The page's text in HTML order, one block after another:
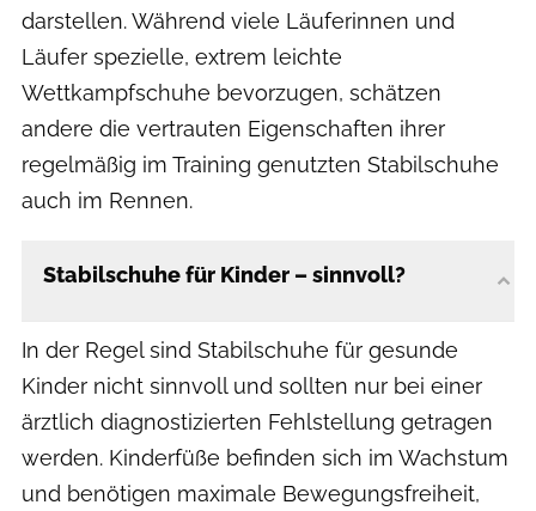
darstellen. Während viele Läuferinnen und
Läufer spezielle, extrem leichte
Wettkampfschuhe bevorzugen, schätzen
andere die vertrauten Eigenschaften ihrer
regelmäßig im Training genutzten Stabilschuhe
auch im Rennen.
Stabilschuhe für Kinder – sinnvoll?
In der Regel sind Stabilschuhe für gesunde
Kinder nicht sinnvoll und sollten nur bei einer
ärztlich diagnostizierten Fehlstellung getragen
werden. Kinderfüße befinden sich im Wachstum
und benötigen maximale Bewegungsfreiheit,